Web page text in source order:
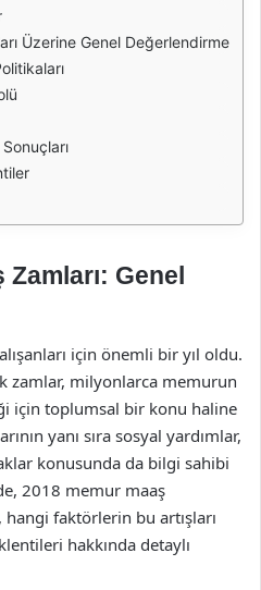
Üzerine Genel Değerlendirme
Zamları: Genel
için önemli bir yıl oldu.
zamlar, milyonlarca memurun
için toplumsal bir konu haline
yanı sıra sosyal yardımlar,
konusunda da bilgi sahibi
2018 memur maaş
hangi faktörlerin bu artışları
hakkında detaylı